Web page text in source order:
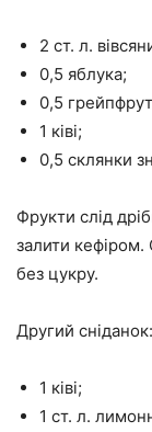
2 ст. л.
0,5 яблука;
0,5
1 ківі;
0,5 склянки
Фрукти слід
залити
без цукру.
Другий сніданок:
1 ківі;
1 ст. л.